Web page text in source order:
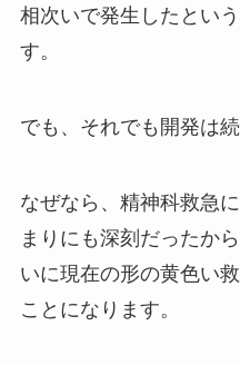
相次いで発生したとい
す。
でも、それでも開発は
なぜなら、精神科救急
まりにも深刻だったか
いに現在の形の黄色い
ことになります。